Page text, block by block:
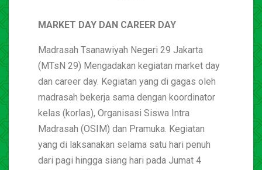
MARKET DAY DAN CAREER DAY
Madrasah Tsanawiyah Negeri 29 Jakarta
(MTsN 29) Mengadakan kegiatan market day
dan career day. Kegiatan yang di gagas oleh
madrasah bekerja sama dengan koordinator
kelas (korlas), Organisasi Siswa Intra
Madrasah (OSIM) dan Pramuka. Kegiatan
yang di laksanakan selama satu hari penuh
dari pagi hingga siang hari pada Jumat 4